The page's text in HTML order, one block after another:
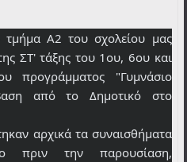
τμήμα Α2 του σχολείου μας
ΣΤ' τάξης του 1ου, 6ου και
προγράμματος "Γυμνάσιο
από το Δημοτικό στο
αρχικά τα συναισθήματα
πριν την παρουσίαση,